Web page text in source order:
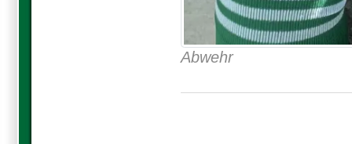
Abwehr